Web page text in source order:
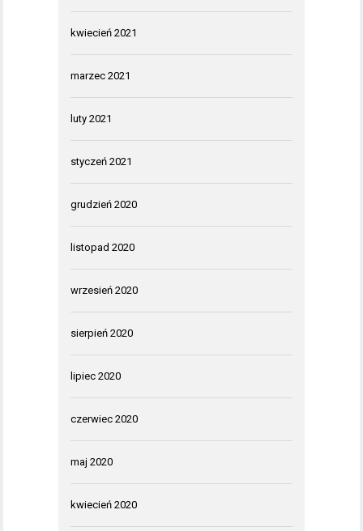
kwiecień 2021
marzec 2021
luty 2021
styczeń 2021
grudzień 2020
listopad 2020
wrzesień 2020
sierpień 2020
lipiec 2020
czerwiec 2020
maj 2020
kwiecień 2020